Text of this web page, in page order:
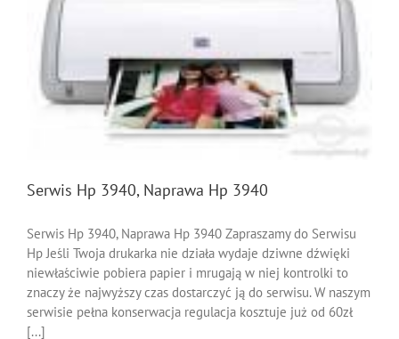
Serwis Hp 3940, Naprawa Hp 3940
Serwis Hp 3940, Naprawa Hp 3940 Zapraszamy do Serwisu
Hp Jeśli Twoja drukarka nie działa wydaje dziwne dźwięki
niewłaściwie pobiera papier i mrugają w niej kontrolki to
znaczy że najwyższy czas dostarczyć ją do serwisu. W naszym
serwisie pełna konserwacja regulacja kosztuje już od 60zł
[...]